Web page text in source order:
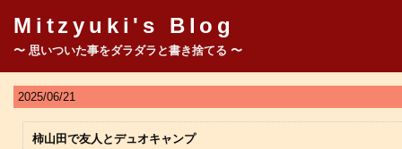
Mitzyuki's Blog
〜 思いついた事をダラダラと書き捨てる 〜
2025/06/21
柿山田で友人とデュオキャンプ